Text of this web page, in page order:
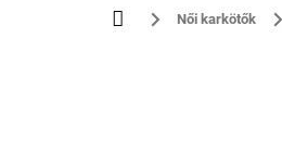
KezdőlapNői karkötők